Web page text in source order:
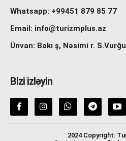
Whatsapp: +99451 879 85 77
Email: info@turizmplus.az
Ünvan: Bakı ş, Nəsimi r.
Bizi izləyin
2024 Copyright: